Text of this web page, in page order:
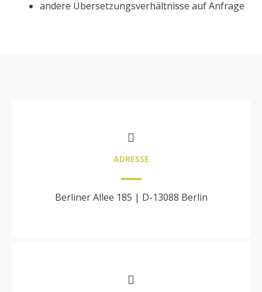
andere Übersetzungsverhältnisse auf Anfrage
ADRESSE
Berliner Allee 185 | D-13088 Berlin